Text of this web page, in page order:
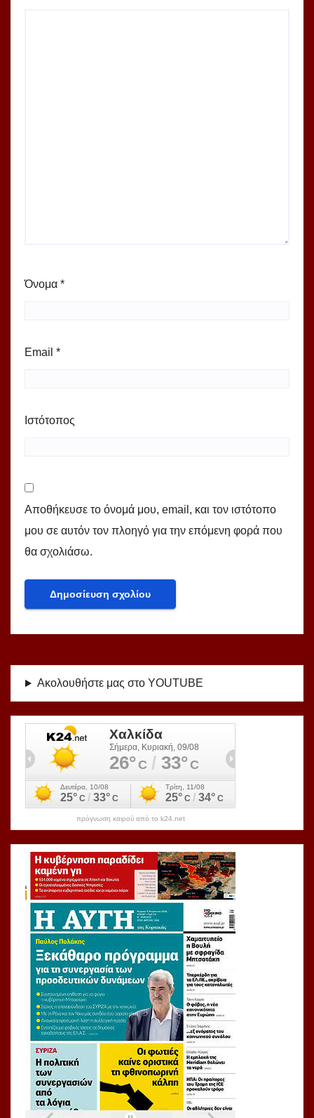
Όνομα *
Email *
Ιστότοπος
Αποθήκευσε το όνομά μου, email, και τον ιστότοπο
μου σε αυτόν τον πλοηγό για την επόμενη φορά που
θα σχολιάσω.
Ακολουθήστε μας στο YOUTUBE
πρόγνωση καιρού από το k24.net